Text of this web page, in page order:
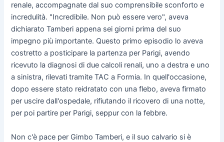
renale, accompagnate dal suo comprensibile sconforto e
incredulità. "Incredibile. Non può essere vero", aveva
dichiarato Tamberi appena sei giorni prima del suo
impegno più importante. Questo primo episodio lo aveva
costretto a posticipare la partenza per Parigi, avendo
ricevuto la diagnosi di due calcoli renali, uno a destra e uno
a sinistra, rilevati tramite TAC a Formia. In quell'occasione,
dopo essere stato reidratato con una flebo, aveva firmato
per uscire dall'ospedale, rifiutando il ricovero di una notte,
per poi partire per Parigi, seppur con la febbre.
Non c'è pace per Gimbo Tamberi, e il suo calvario si è